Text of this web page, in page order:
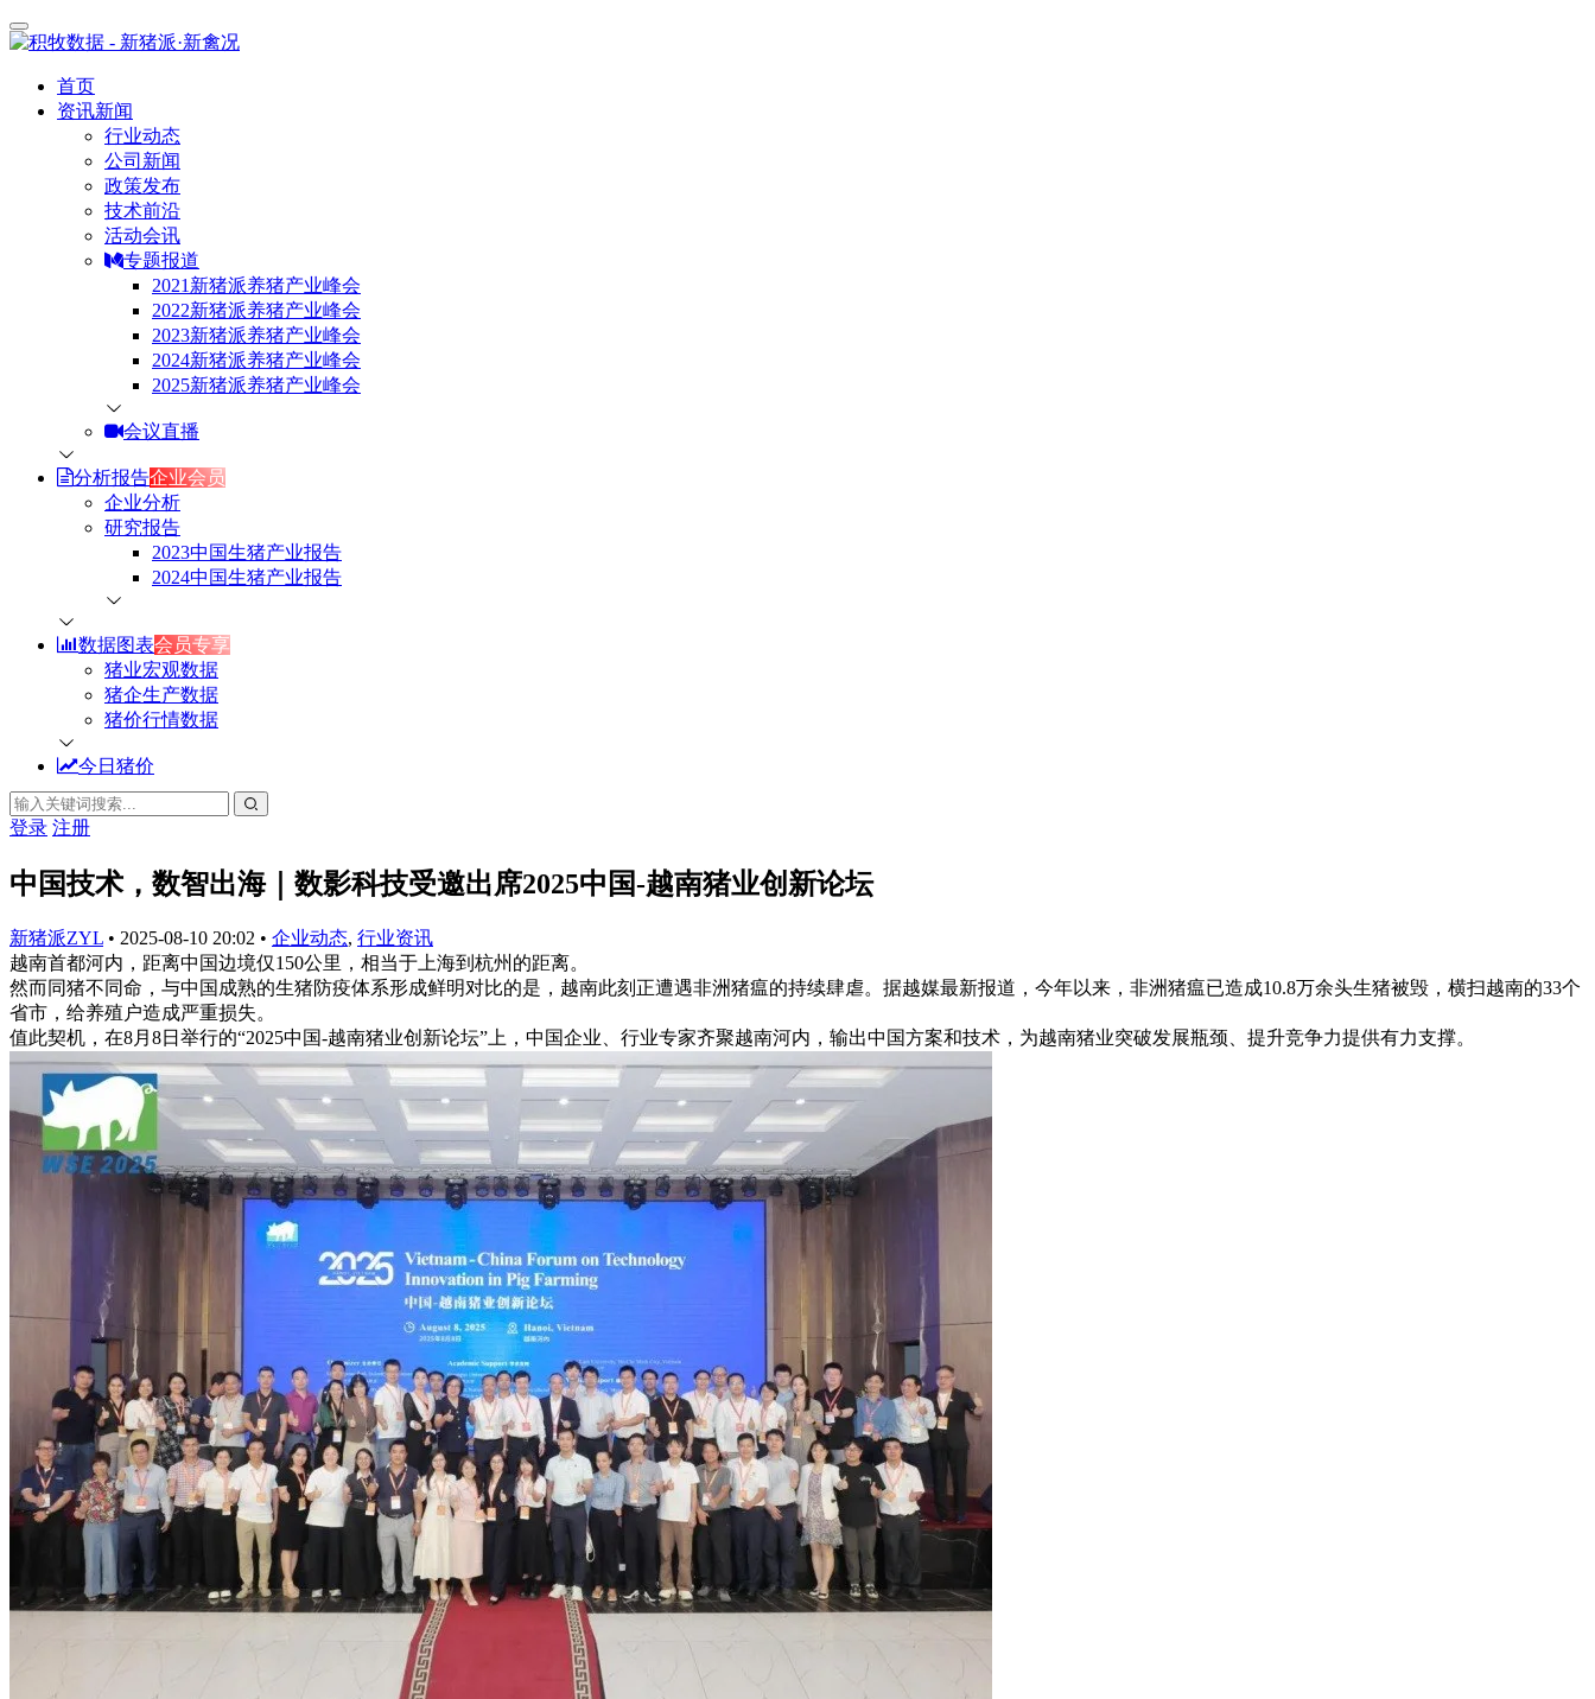
首页
资讯新闻
行业动态
公司新闻
政策发布
技术前沿
活动会讯
专题报道
2021新猪派养猪产业峰会
2022新猪派养猪产业峰会
2023新猪派养猪产业峰会
2024新猪派养猪产业峰会
2025新猪派养猪产业峰会
会议直播
分析报告企业会员
企业分析
研究报告
2023中国生猪产业报告
2024中国生猪产业报告
数据图表会员专享
猪业宏观数据
猪企生产数据
猪价行情数据
今日猪价
登录 注册
中国技术，数智出海｜数影科技受邀出席2025中国-越南猪业创新论坛
新猪派ZYL • 2025-08-10 20:02 • 企业动态, 行业资讯
越南首都河内，距离中国边境仅150公里，相当于上海到杭州的距离。
然而同猪不同命，与中国成熟的生猪防疫体系形成鲜明对比的是，越南此刻正遭遇非洲猪瘟的持续肆虐。据越媒最新报道，今年以来，非洲猪瘟已造成10.8万余头生猪被毁，横扫越南的33个
省市，给养殖户造成严重损失。
值此契机，在8月8日举行的“2025中国-越南猪业创新论坛”上，中国企业、行业专家齐聚越南河内，输出中国方案和技术，为越南猪业突破发展瓶颈、提升竞争力提供有力支撑。